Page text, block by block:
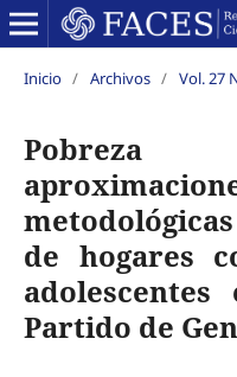
Inicio / Archivos / Vol. 27
Pobreza
de hogares
Partido de